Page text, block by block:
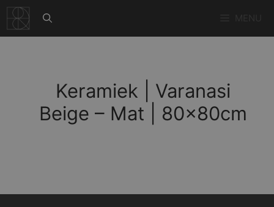
naar
de
Keramiek | Varanasi
Beige – Mat | 80x80cm